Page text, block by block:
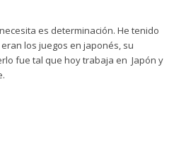
es determinación. He tenido
los juegos en japonés, su
fue tal que hoy trabaja en Japón y